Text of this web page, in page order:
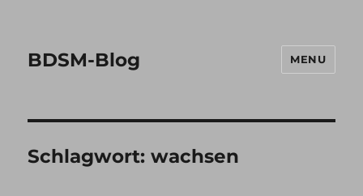
BDSM-Blog MENU
Schlagwort:wachsen